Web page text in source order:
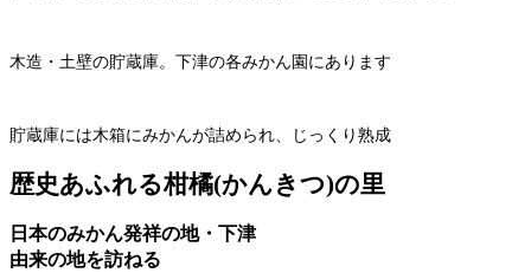
木造・土壁の貯蔵庫。下津の各みかん園にあります
貯蔵庫には木箱にみかんが詰められ、じっくり熟成
歴史あふれる柑橘(かんきつ)の里
日本のみかん発祥の地・下津
由来の地を訪ねる